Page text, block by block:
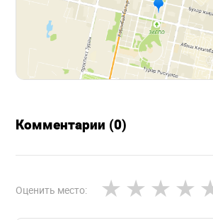
Комментарии (0)
Оценить место: